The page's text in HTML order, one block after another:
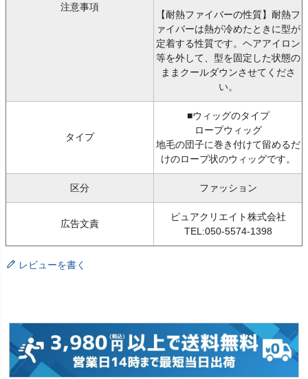
注意事項
【耐熱ファイバーの性質】耐熱フ
ァイバーは熱が冷めたときに型が
定着する性質です。ヘアアイロン
等を外して、型を固定した状態の
ままクールダウンさせてくださ
い。
タイプ
■ウィッグのタイプ
ロープウィッグ
地毛の団子に巻き付けて留めるだ
けのロープ状のウィッグです。
区分 ファッション
広告文責
ピュアクリエイト株式会社
TEL:050-5574-1398
レビューを書く